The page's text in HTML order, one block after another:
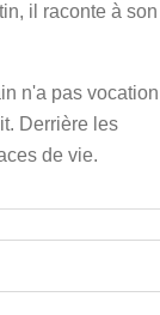
il raconte à son
n'a pas vocation
Derrière les
de vie.